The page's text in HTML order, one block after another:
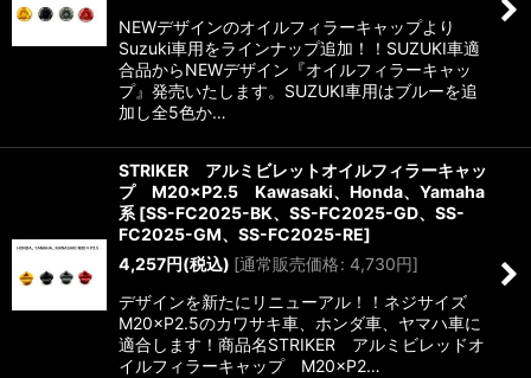
NEWデザインのオイルフィラーキャップより
Suzuki車用をラインナップ追加！！SUZUKI車適
合品からNEWデザイン『オイルフィラーキャッ
プ』発売いたします。SUZUKI車用はブルーを追
加し全5色か…
STRIKER アルミビレットオイルフィラーキャッ
プ M20×P2.5 Kawasaki、Honda、Yamaha
系 [SS-FC2025-BK、SS-FC2025-GD、SS-
FC2025-GM、SS-FC2025-RE]
4,257円(税込) [通常販売価格: 4,730円]
デザインを新たにリニューアル！！ネジサイズ
M20×P2.5のカワサキ車、ホンダ車、ヤマハ車に
適合します！商品名STRIKER アルミビレッドオ
イルフィラーキャップ M20×P2…